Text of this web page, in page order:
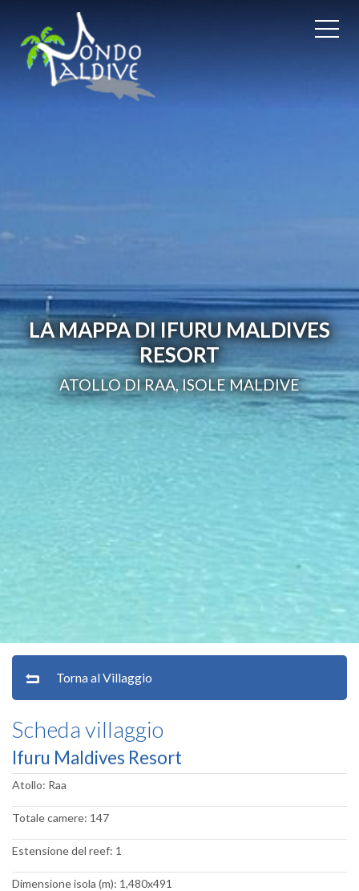
LA MAPPA DI IFURU MALDIVES
RESORT
ATOLLO DI RAA, ISOLE MALDIVE
Torna al Villaggio
Scheda villaggio
Ifuru Maldives Resort
Atollo: Raa
Totale camere: 147
Estensione del reef: 1
Dimensione isola (m): 1,480x491